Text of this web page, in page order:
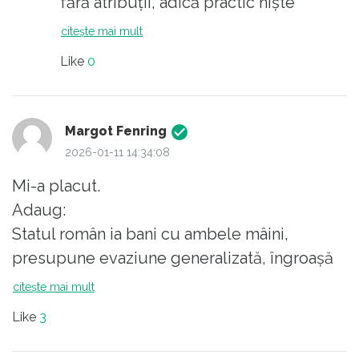
persoane de contact, cum ar veni.
citește mai mult
Like 0
Margot Fenring
2026-01-11 14:34:08
Mi-a placut.
Adaug:
Statul român ia bani cu ambele mâini,
presupune evaziune generalizată, îngroașă
birocrația până la absurd, schimbă regulile
pe proprietăți și mașini au explodat în 2026.
citește mai mult
Like 3